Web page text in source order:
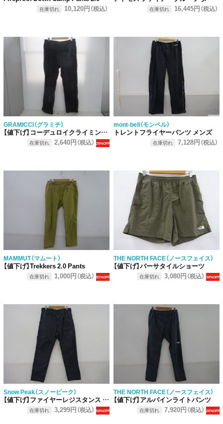
在庫切れ 10,120円（税込） 在庫切れ 16,445円（税込）
GRAMICCI（グラミチ）
【値下げ】コーデュロイクライミングパンツ
在庫切れ 2,640円（税込） 20%OFF
mont-bell（モンベル）
トレントフライヤーパンツ メンズ
在庫切れ 7,128円（税込）
MAMMUT（マムート）
【値下げ】Trekkers 2.0 Pants
在庫切れ 1,000円（税込） 81%OFF
THE NORTH FACE（ノースフェイス）
【値下げ】バーサタイルショーツ
在庫切れ 3,080円（税込） 30%OFF
Snow Peak（スノーピーク）
【値下げ】ファイヤーレジスタンス フィールドカバーオールパンツ
在庫切れ 3,299円（税込） 50%OFF
THE NORTH FACE（ノースフェイス）
【値下げ】アルパインライトパンツ
在庫切れ 7,920円（税込） 20%OFF